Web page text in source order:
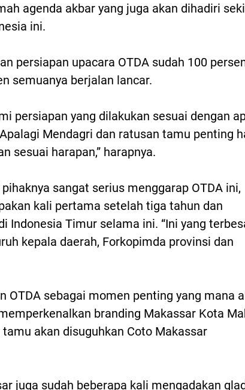
agenda akbar yang juga akan dihadiri
ini.
persiapan upacara OTDA sudah 100
semuanya berjalan lancar.
persiapan yang dilakukan sesuai dengan
Mendagri dan ratusan tamu penting
sesuai harapan,” harapnya.
sangat serius menggarap OTDA ini,
kali pertama setelah tiga tahun dan
Indonesia Timur selama ini. “Ini yang
kepala daerah, Forkopimda provinsi dan
OTDA sebagai momen penting yang mana
branding Makassar Kota
akan disuguhkan Coto Makassar
juga sudah beberapa kali mengadakan